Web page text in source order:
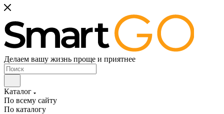
Делаем вашу жизнь проще и приятнее
Каталог
По всему сайту
По каталогу